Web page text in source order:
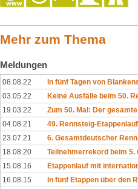
Mehr zum Thema
Meldungen
08.08.22
In fünf Tagen von
03.05.22
Keine Ausfälle beim 50.
19.03.22
Zum 50. Mal: Der
04.08.21
49. Rennsteig-
23.07.21
6. Gesamtdeutscher
18.08.20
Teilnehmerrekord beim
15.08.16
Etappenlauf mit
16.08.15
In fünf Etappen über den